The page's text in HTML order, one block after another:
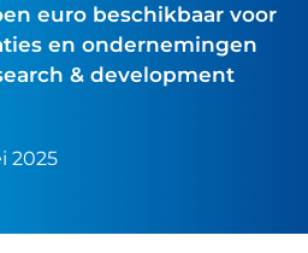
euro beschikbaar voor
en ondernemingen
& development
2025